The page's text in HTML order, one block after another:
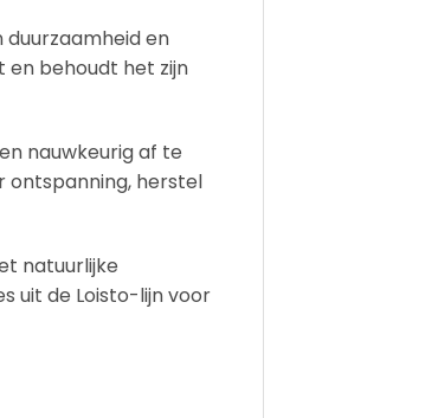
en
behoudt het zijn
nauwkeurig af te
ontspanning, herstel
natuurlijke
uit de Loisto-lijn voor